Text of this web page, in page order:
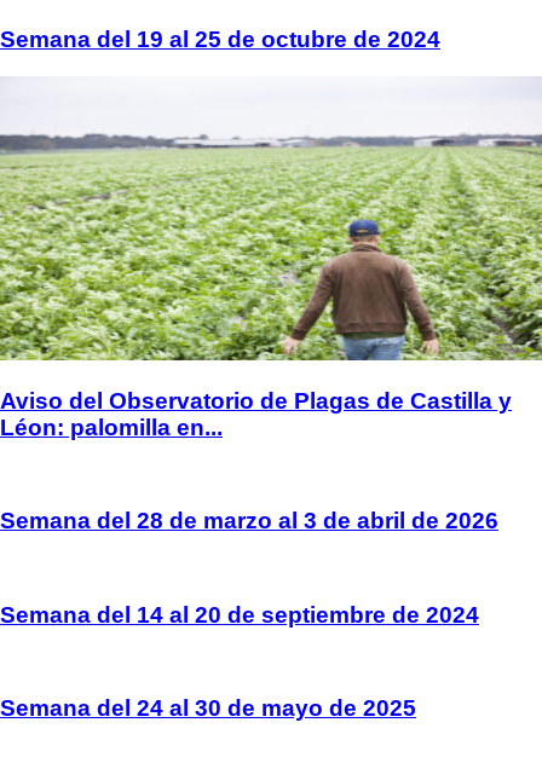
Semana del 19 al 25 de octubre de 2024
Aviso del Observatorio de Plagas de Castilla y
Léon: palomilla en...
Semana del 28 de marzo al 3 de abril de 2026
Semana del 14 al 20 de septiembre de 2024
Semana del 24 al 30 de mayo de 2025